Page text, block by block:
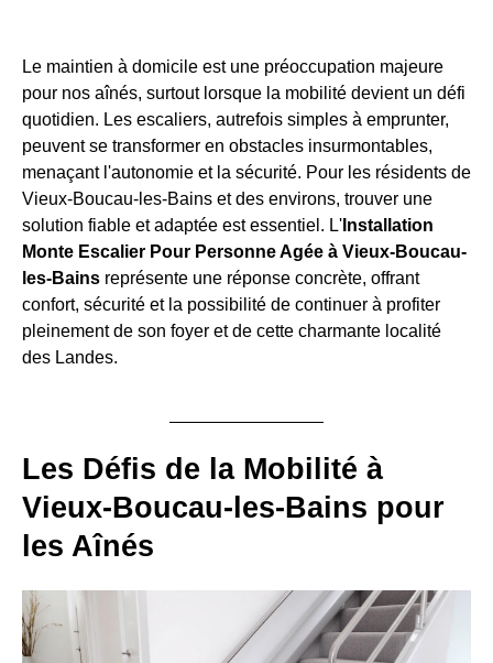
Le maintien à domicile est une préoccupation majeure
pour nos aînés, surtout lorsque la mobilité devient un défi
quotidien. Les escaliers, autrefois simples à emprunter,
peuvent se transformer en obstacles insurmontables,
menaçant l'autonomie et la sécurité. Pour les résidents de
Vieux-Boucau-les-Bains et des environs, trouver une
solution fiable et adaptée est essentiel. L' Installation
Monte Escalier Pour Personne Agée à Vieux-Boucau-
les-Bains représente une réponse concrète, offrant
confort, sécurité et la possibilité de continuer à profiter
pleinement de son foyer et de cette charmante localité
des Landes.
Les Défis de la Mobilité à
Vieux-Boucau-les-Bains pour
les Aînés